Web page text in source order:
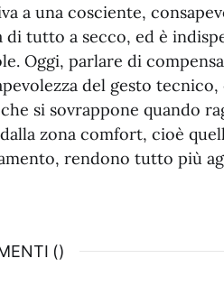
a una cosciente,
di tutto a secco, ed è
Oggi, parlare di
del gesto
si sovrappone quando
zona comfort, cioè
rendono tutto più
()